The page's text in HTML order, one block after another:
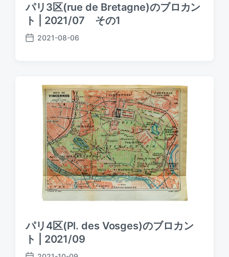
パリ3区(rue de Bretagne)のブロカン
ト | 2021/07 その1
P
2021-08-06
パリ4区(Pl. des Vosges)のブロカン
ト | 2021/09